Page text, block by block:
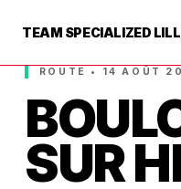
TEAM SPECIALIZED
ROUTE • 14 AOÛT
SUR